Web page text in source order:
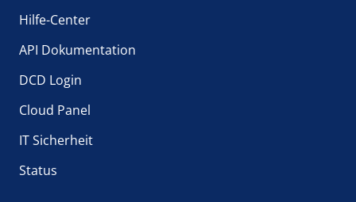
Hilfe-Center
API Dokumentation
DCD Login
Cloud Panel
IT Sicherheit
Status